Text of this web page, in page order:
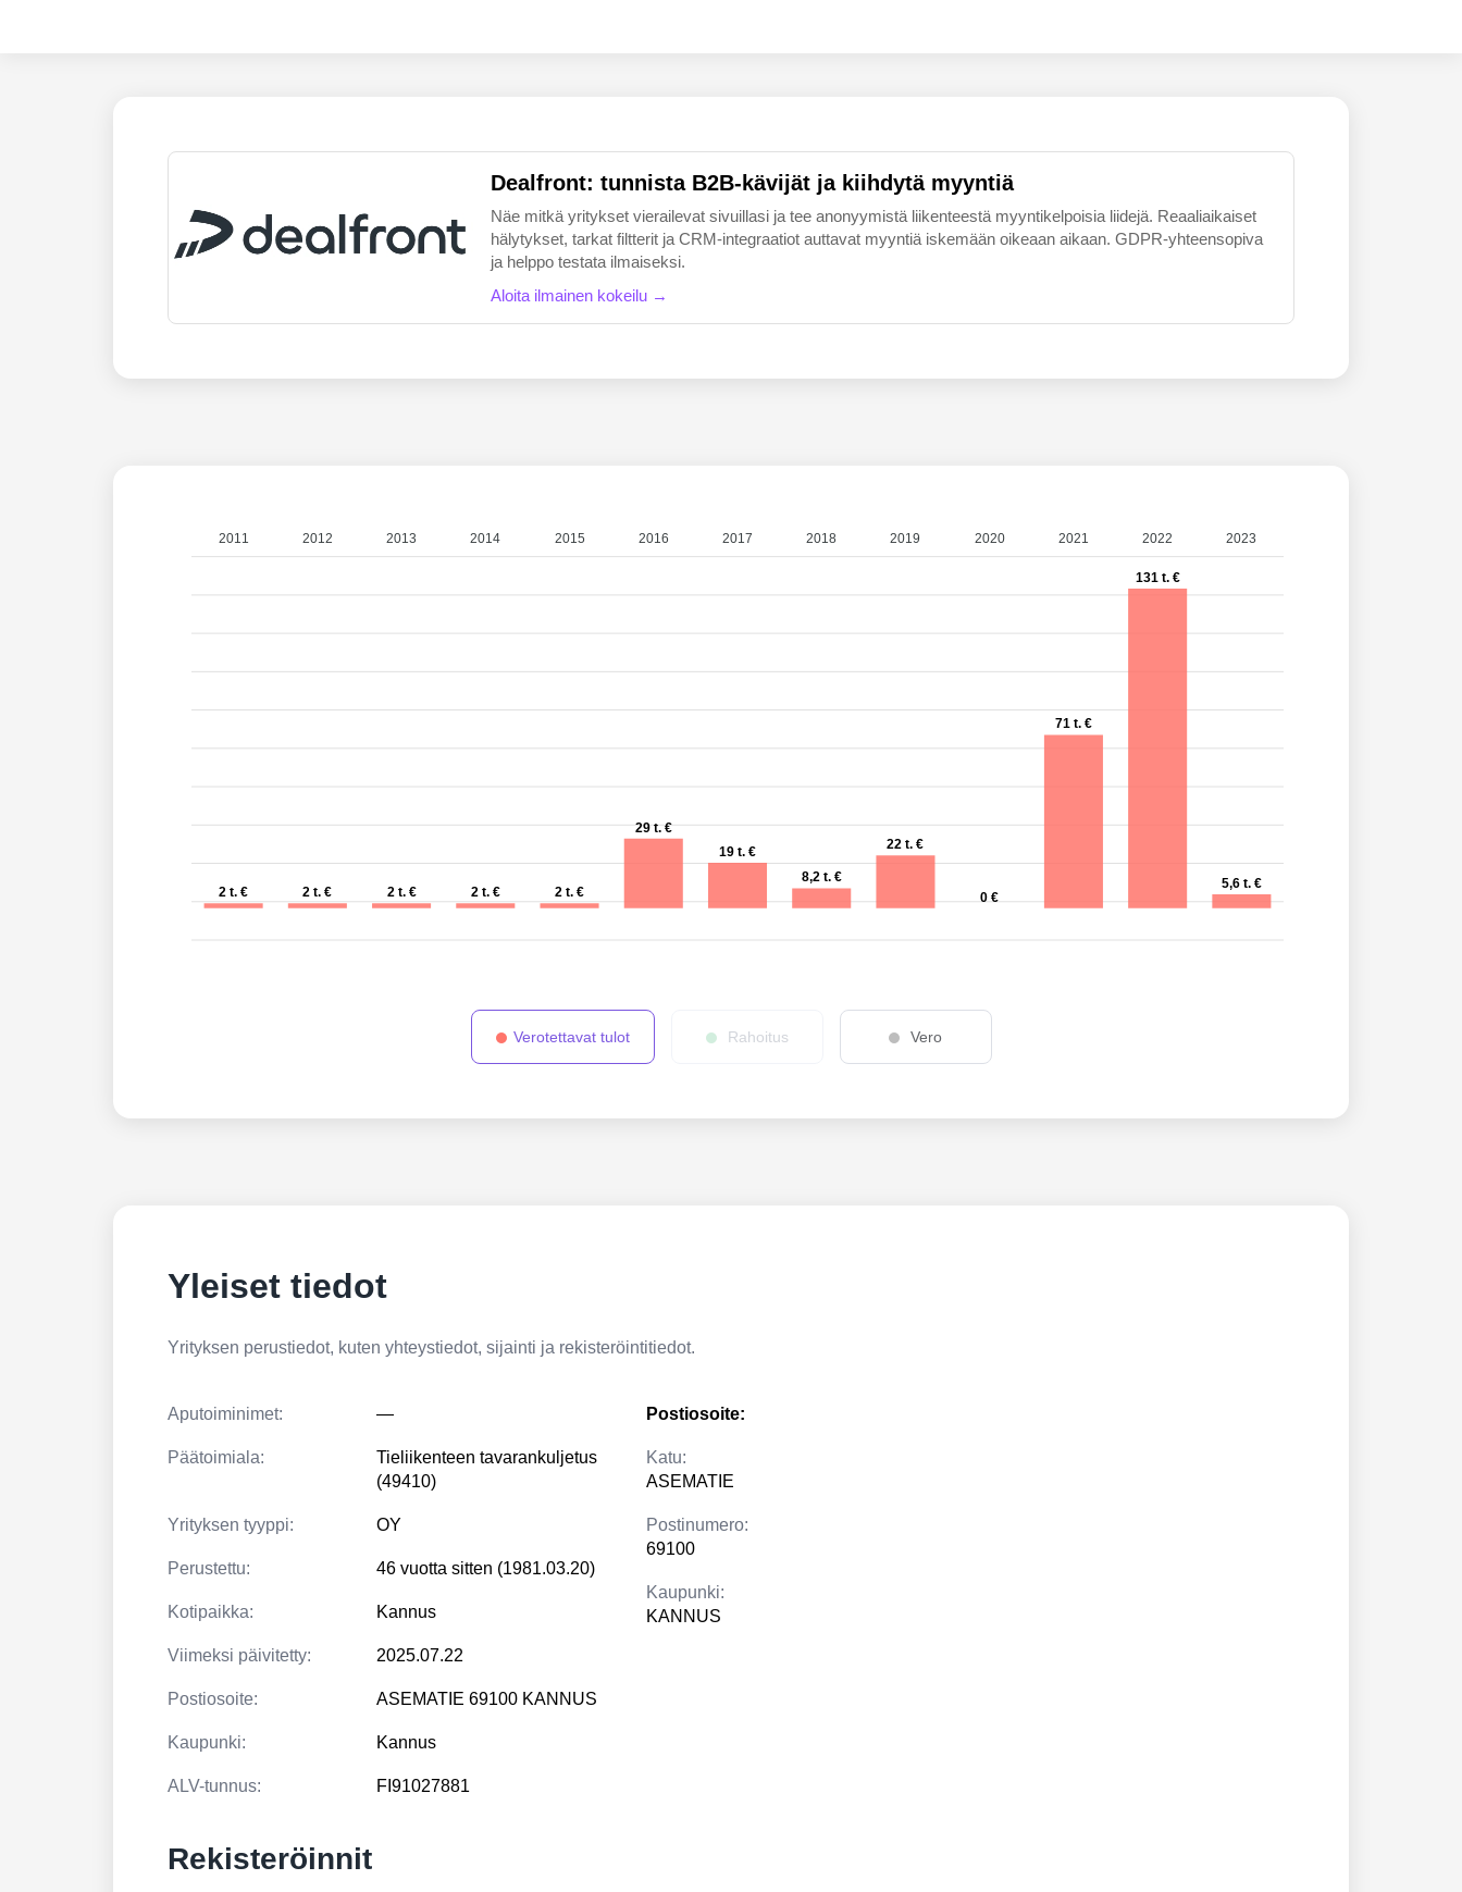
Dealfront: tunnista B2B-kävijät ja kiihdytä myyntiä
Näe mitkä yritykset vierailevat sivuillasi ja tee anonyymistä liikenteestä myyntikelpoisia liidejä. Reaaliaikaiset
hälytykset, tarkat filtterit ja CRM-integraatiot auttavat myyntiä iskemään oikeaan aikaan. GDPR-yhteensopiva
ja helppo testata ilmaiseksi.
Aloita ilmainen kokeilu →
2 t. € 2 t. € 2 t. € 2 t. € 2 t. €
29 t. €
19 t. €
8,2 t. €
22 t. €
0 €
71 t. €
131 t. €
5,6 t. €
2011 2012 2013 2014 2015 2016 2017 2018 2019 2020 2021 2022 2023
Verotettavat tulot Rahoitus Vero
Yleiset tiedot
Yrityksen perustiedot, kuten yhteystiedot, sijainti ja rekisteröintitiedot.
Aputoiminimet: —
Päätoimiala:
Tieliikenteen tavarankuljetus
(49410)
Yrityksen tyyppi: OY
Perustettu: 46 vuotta sitten (1981.03.20)
Kotipaikka: Kannus
Viimeksi päivitetty: 2025.07.22
Postiosoite: ASEMATIE 69100 KANNUS
Kaupunki: Kannus
ALV-tunnus: FI91027881
Postiosoite:
Katu:
ASEMATIE
Postinumero:
69100
Kaupunki:
KANNUS
Rekisteröinnit